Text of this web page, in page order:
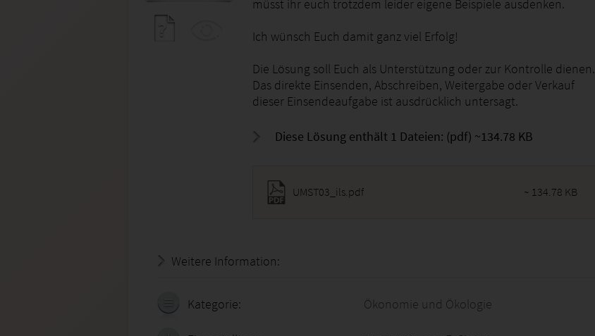
müsst ihr euch trotzdem leider eigene Beispiele ausdenken.
Ich wünsch Euch damit ganz viel Erfolg!
Die Lösung soll Euch als Unterstützung oder zur Kontrolle dienen.
Das direkte Einsenden, Abschreiben, Weitergabe oder Verkauf
dieser Einsendeaufgabe ist ausdrücklich untersagt.
Diese Lösung enthält 1 Dateien: (pdf) ~134.78 KB
UMST03_ils.pdf ~ 134.78 KB
Weitere Information:
Kategorie: Ökonomie und Ökologie